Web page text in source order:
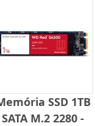
SSD 1TB
SATA M.2 2280 -